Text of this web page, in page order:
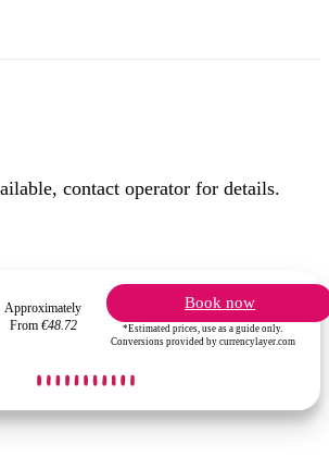
contact operator for details.
Approximately
From €48.72
Book now
*Estimated prices, use as a guide only.
Conversions provided by currencylayer.com